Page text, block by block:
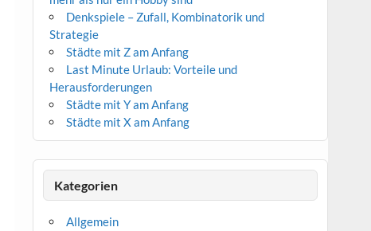
Denkspiele – Zufall, Kombinatorik und
Strategie
Städte mit Z am Anfang
Last Minute Urlaub: Vorteile und
Herausforderungen
Städte mit Y am Anfang
Städte mit X am Anfang
Kategorien
Allgemein